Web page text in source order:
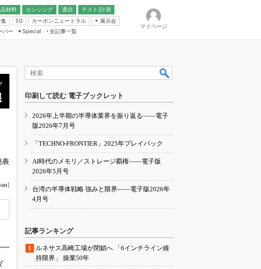
材料 センシング
通信
テスト/計測
5G カーボンニュートラル
展示会
・エッジコンピューティング
＋
FRONTIER
人とくるま展
パー
Special
全記事一覧
マイページ
表
]
印刷して読む 電子ブックレット
2026年上半期の半導体業界を振り返る――電子
版2026年7月号
「TECHNO-FRONTIER」2025年プレイバック
AI時代のメモリ／ストレージ覇権――電子版
2026年5月号
台湾の半導体戦略 強みと限界――電子版2026年
4月号
記事ランキング
ルネサス高崎工場が閉鎖へ 「6インチライン維
持限界」 操業50年